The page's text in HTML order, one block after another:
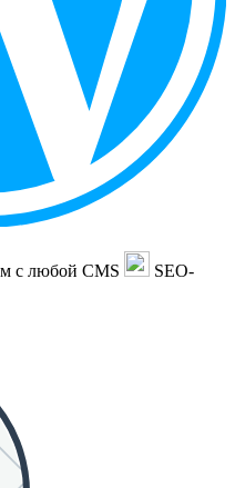
с любой CMS
SEO-